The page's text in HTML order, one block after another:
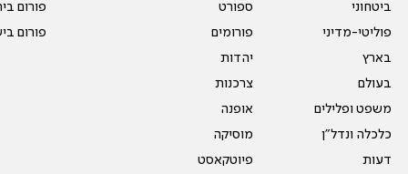
ביטחוני
פוליטי-מדיני
בארץ
בעולם
משפט ופלילים
כלכלה ונדל"ן
דעות
ספורט
פורומים
יהדות
צרכנות
אופנה
מוסיקה
פיוטקאסט
פורום
פורום